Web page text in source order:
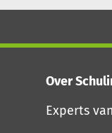
Over
Experts